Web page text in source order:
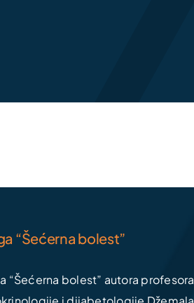
“Šećerna bolest”
“Šećerna bolest” autora profesora